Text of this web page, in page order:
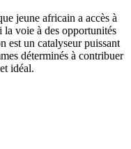
jeune africain a accès à
voie à des opportunités
est un catalyseur puissant
déterminés à contribuer
idéal.